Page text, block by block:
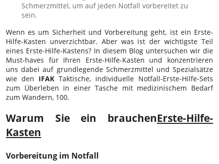
Schmerzmittel, um auf jeden Notfall vorbereitet zu
sein.
Wenn es um Sicherheit und Vorbereitung geht, ist ein Erste-
Hilfe-Kasten unverzichtbar. Aber was ist der wichtigste Teil
eines Erste-Hilfe-Kastens? In diesem Blog untersuchen wir die
Must-haves für Ihren Erste-Hilfe-Kasten und konzentrieren
uns dabei auf grundlegende Schmerzmittel und Spezialsätze
wie den IFAK Taktische, individuelle Notfall-Erste-Hilfe-Sets
zum Überleben in einer Tasche mit medizinischem Bedarf
zum Wandern, 100.
Warum Sie ein brauchenErste-Hilfe-
Kasten
Vorbereitung im Notfall